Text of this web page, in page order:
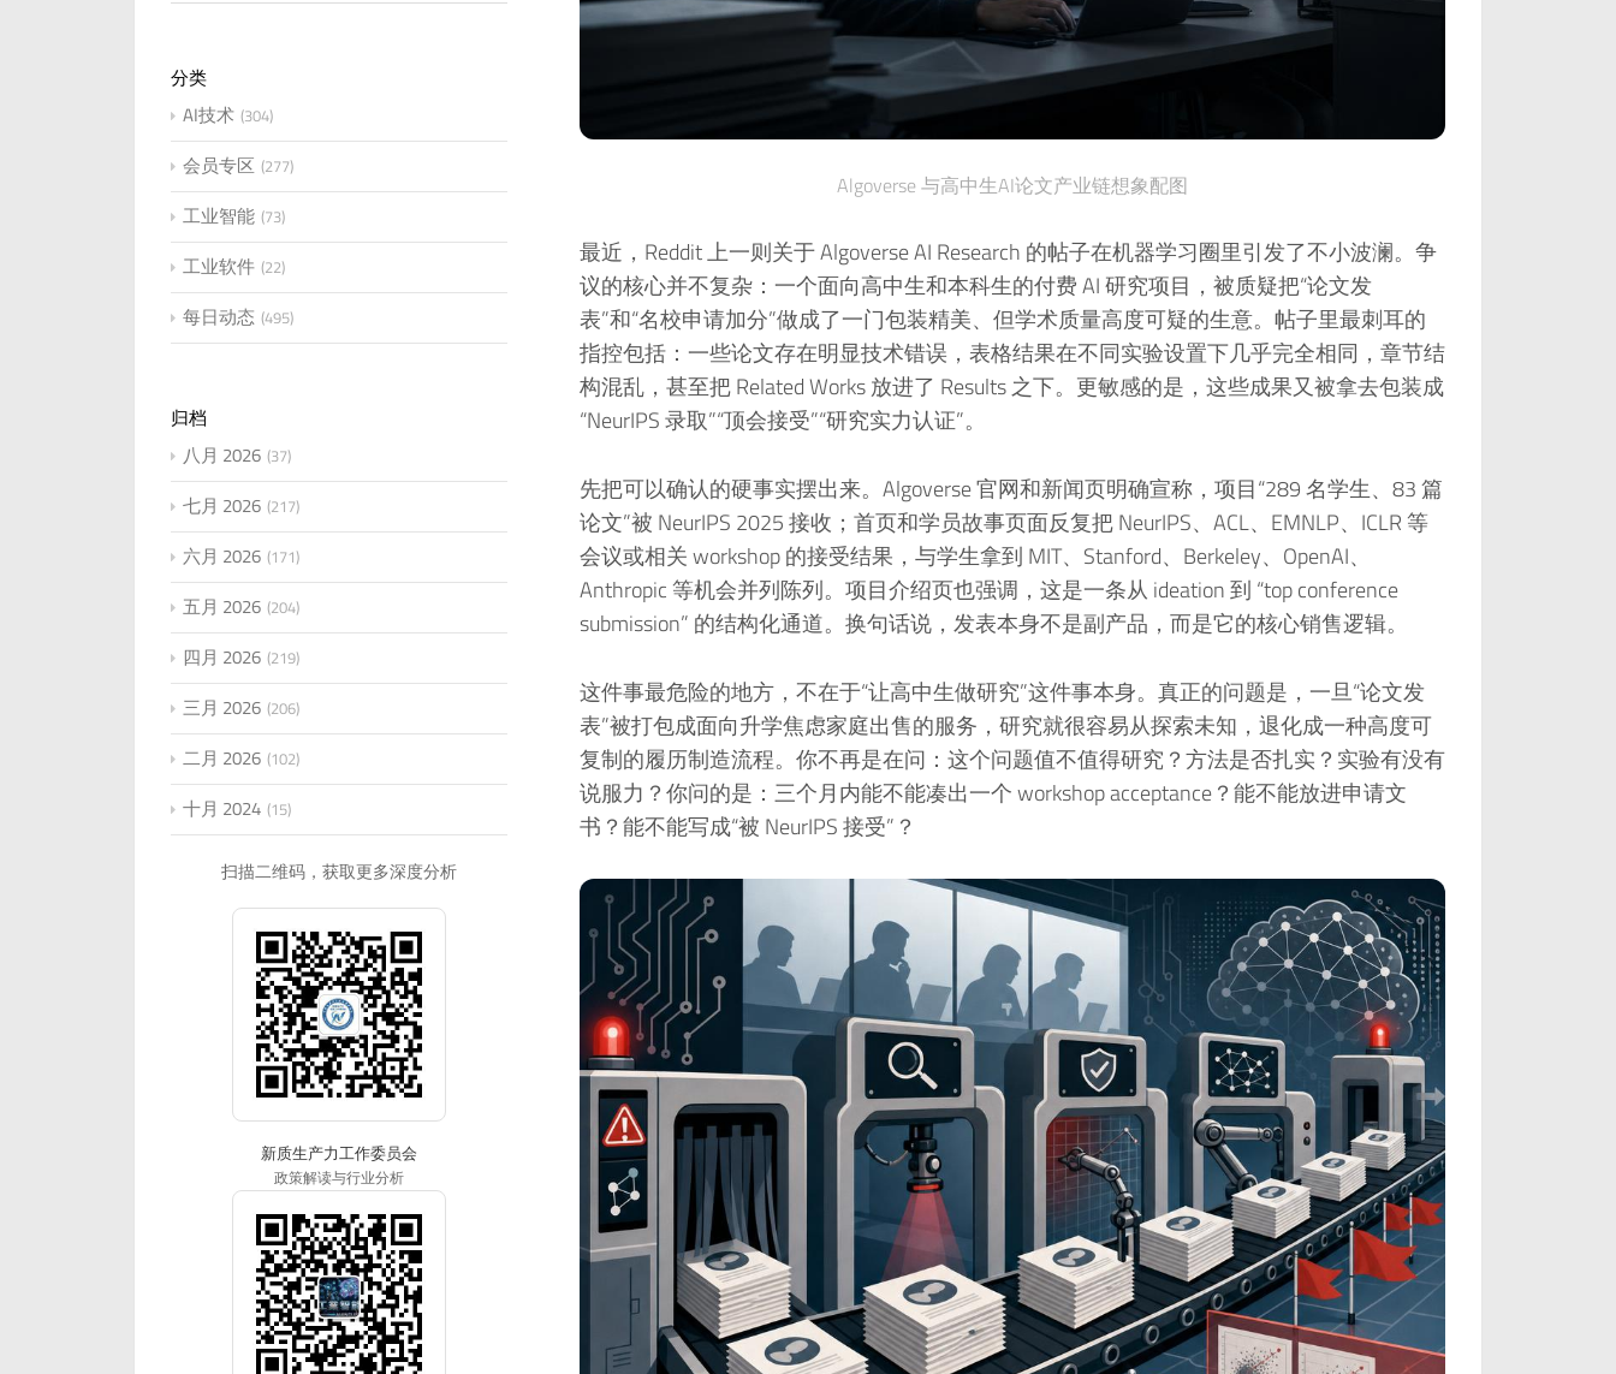
Algoverse 与高中生AI论文产业链想象配图
最近，Reddit 上一则关于 Algoverse AI Research 的帖子在机器学习圈里引发了不小波澜。争
议的核心并不复杂：一个面向高中生和本科生的付费 AI 研究项目，被质疑把“论文发
表”和“名校申请加分”做成了一门包装精美、但学术质量高度可疑的生意。帖子里最刺耳的
指控包括：一些论文存在明显技术错误，表格结果在不同实验设置下几乎完全相同，章节结
构混乱，甚至把 Related Works 放进了 Results 之下。更敏感的是，这些成果又被拿去包装成
“NeurIPS 录取”“顶会接受”“研究实力认证”。
先把可以确认的硬事实摆出来。Algoverse 官网和新闻页明确宣称，项目“289 名学生、83 篇
论文”被 NeurIPS 2025 接收；首页和学员故事页面反复把 NeurIPS、ACL、EMNLP、ICLR 等
会议或相关 workshop 的接受结果，与学生拿到 MIT、Stanford、Berkeley、OpenAI、
Anthropic 等机会并列陈列。项目介绍页也强调，这是一条从 ideation 到 “top conference
submission” 的结构化通道。换句话说，发表本身不是副产品，而是它的核心销售逻辑。
这件事最危险的地方，不在于“让高中生做研究”这件事本身。真正的问题是，一旦“论文发
表”被打包成面向升学焦虑家庭出售的服务，研究就很容易从探索未知，退化成一种高度可
复制的履历制造流程。你不再是在问：这个问题值不值得研究？方法是否扎实？实验有没有
说服力？你问的是：三个月内能不能凑出一个 workshop acceptance？能不能放进申请文
书？能不能写成“被 NeurIPS 接受”？
分类
AI技术 304
会员专区 277
工业智能 73
工业软件 22
每日动态 495
归档
八月 2026 37
七月 2026 217
六月 2026 171
五月 2026 204
四月 2026 219
三月 2026 206
二月 2026 102
十月 2024 15
扫描二维码，获取更多深度分析
新质生产力工作委员会
政策解读与行业分析